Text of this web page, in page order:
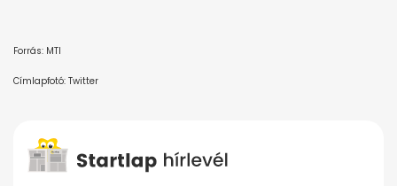
Forrás: MTI
Címlapfotó: Twitter